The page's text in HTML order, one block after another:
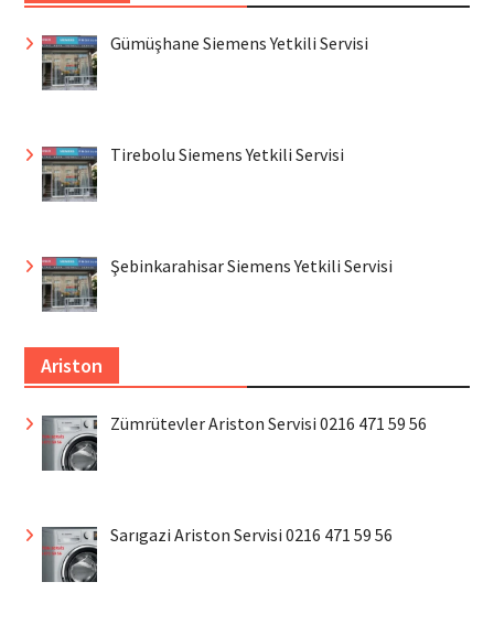
Gümüşhane Siemens Yetkili Servisi
Tirebolu Siemens Yetkili Servisi
Şebinkarahisar Siemens Yetkili Servisi
Ariston
Zümrütevler Ariston Servisi 0216 471 59 56
Sarıgazi Ariston Servisi 0216 471 59 56